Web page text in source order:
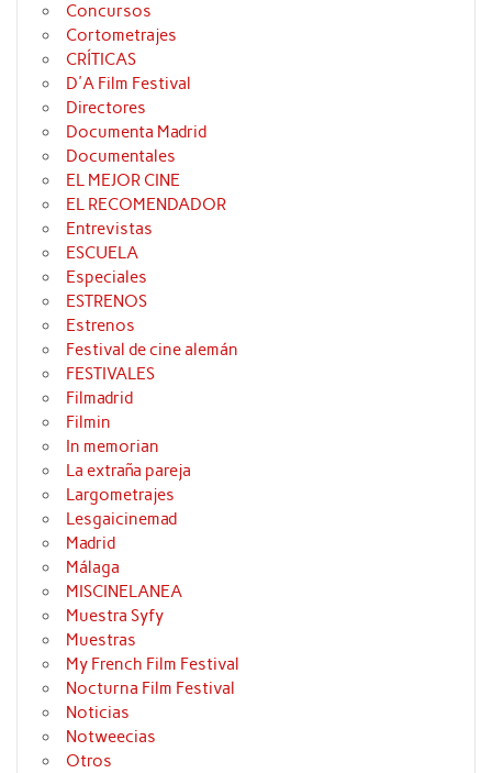
Concursos
Cortometrajes
CRÍTICAS
D'A Film Festival
Directores
Documenta Madrid
Documentales
EL MEJOR CINE
EL RECOMENDADOR
Entrevistas
ESCUELA
Especiales
ESTRENOS
Estrenos
Festival de cine alemán
FESTIVALES
Filmadrid
Filmin
In memorian
La extraña pareja
Largometrajes
Lesgaicinemad
Madrid
Málaga
MISCINELANEA
Muestra Syfy
Muestras
My French Film Festival
Nocturna Film Festival
Noticias
Notweecias
Otros